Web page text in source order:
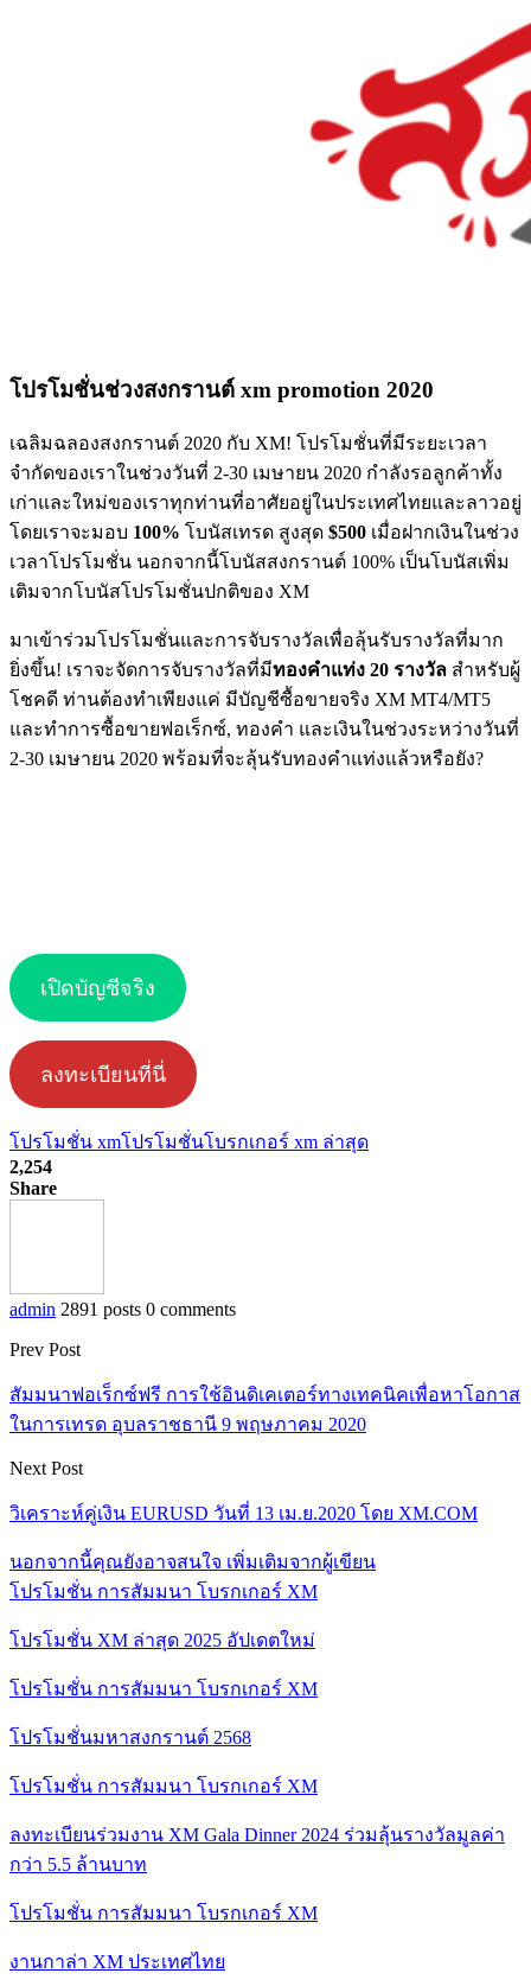
โปรโมชั่นช่วงสงกรานต์ xm promotion 2020
เฉลิมฉลองสงกรานต์ 2020 กับ XM! โปรโมชั่นที่มีระยะเวลา
จำกัดของเราในช่วงวันที่ 2-30 เมษายน 2020 กำลังรอลูกค้าทั้ง
เก่าและใหม่ของเราทุกท่านที่อาศัยอยู่ในประเทศไทยและลาวอยู่
โดยเราจะมอบ 100% โบนัสเทรด สูงสุด $500 เมื่อฝากเงินในช่วง
เวลาโปรโมชั่น นอกจากนี้โบนัสสงกรานต์ 100% เป็นโบนัสเพิ่ม
เติมจากโบนัสโปรโมชั่นปกติของ XM
มาเข้าร่วมโปรโมชั่นและการจับรางวัลเพื่อลุ้นรับรางวัลที่มาก
ยิ่งขึ้น! เราจะจัดการจับรางวัลที่มีทองคำแท่ง 20 รางวัล สำหรับผู้
โชคดี ท่านต้องทำเพียงแค่ มีบัญชีซื้อขายจริง XM MT4/MT5
และทำการซื้อขายฟอเร็กซ์, ทองคำ และเงินในช่วงระหว่างวันที่
2-30 เมษายน 2020 พร้อมที่จะลุ้นรับทองคำแท่งแล้วหรือยัง?
เปิดบัญชีจริง
ลงทะเบียนที่นี่
โปรโมชั่น xmโปรโมชั่นโบรกเกอร์ xm ล่าสุด
2,254
Share
admin 2891 posts 0 comments
Prev Post
สัมมนาฟอเร็กซ์ฟรี การใช้อินดิเคเตอร์ทางเทคนิคเพื่อหาโอกาส
ในการเทรด อุบลราชธานี 9 พฤษภาคม 2020
Next Post
วิเคราะห์คู่เงิน EURUSD วันที่ 13 เม.ย.2020 โดย XM.COM
นอกจากนี้คุณยังอาจสนใจ เพิ่มเติมจากผู้เขียน
โปรโมชั่น การสัมมนา โบรกเกอร์ XM
โปรโมชั่น XM ล่าสุด 2025 อัปเดตใหม่
โปรโมชั่น การสัมมนา โบรกเกอร์ XM
โปรโมชั่นมหาสงกรานต์ 2568
โปรโมชั่น การสัมมนา โบรกเกอร์ XM
ลงทะเบียนร่วมงาน XM Gala Dinner 2024 ร่วมลุ้นรางวัลมูลค่า
กว่า 5.5 ล้านบาท
โปรโมชั่น การสัมมนา โบรกเกอร์ XM
งานกาล่า XM ประเทศไทย